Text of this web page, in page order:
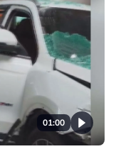
01:00